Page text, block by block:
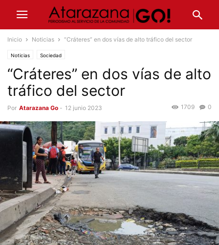
Inicio Noticias “Cráteres” en dos vías de alto tráfico del sector
Noticias Sociedad
“Cráteres” en dos vías de alto
tráfico del sector
Por Atarazana Go - 12 junio 2023 0
1709